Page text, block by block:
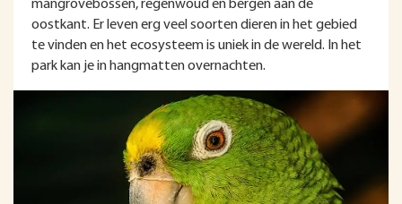
mangrovebossen, regenwoud en bergen aan de
oostkant. Er leven erg veel soorten dieren in het gebied
te vinden en het ecosysteem is uniek in de wereld. In het
park kan je in hangmatten overnachten.